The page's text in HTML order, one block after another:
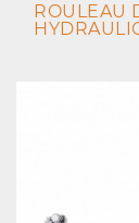
ROULEAU